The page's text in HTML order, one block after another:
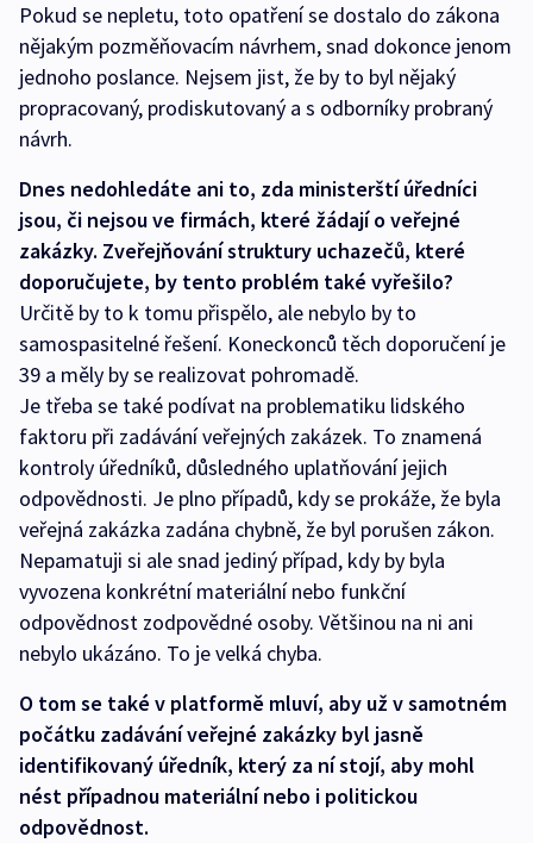
Pokud se nepletu, toto opatření se dostalo do zákona
nějakým pozměňovacím návrhem, snad dokonce jenom
jednoho poslance. Nejsem jist, že by to byl nějaký
propracovaný, prodiskutovaný a s odborníky probraný
návrh.
Dnes nedohledáte ani to, zda ministerští úředníci
jsou, či nejsou ve firmách, které žádají o veřejné
zakázky. Zveřejňování struktury uchazečů, které
doporučujete, by tento problém také vyřešilo?
Určitě by to k tomu přispělo, ale nebylo by to
samospasitelné řešení. Koneckonců těch doporučení je
39 a měly by se realizovat pohromadě.
Je třeba se také podívat na problematiku lidského
faktoru při zadávání veřejných zakázek. To znamená
kontroly úředníků, důsledného uplatňování jejich
odpovědnosti. Je plno případů, kdy se prokáže, že byla
veřejná zakázka zadána chybně, že byl porušen zákon.
Nepamatuji si ale snad jediný případ, kdy by byla
vyvozena konkrétní materiální nebo funkční
odpovědnost zodpovědné osoby. Většinou na ni ani
nebylo ukázáno. To je velká chyba.
O tom se také v platformě mluví, aby už v samotném
počátku zadávání veřejné zakázky byl jasně
identifikovaný úředník, který za ní stojí, aby mohl
nést případnou materiální nebo i politickou
odpovědnost.